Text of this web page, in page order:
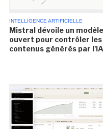
INTELLIGENCE ARTIFICIELLE
Mistral dévoile un modèle
ouvert pour contrôler les
contenus générés par l'IA